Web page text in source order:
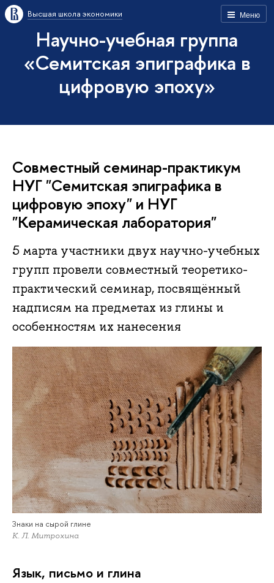
Меню
Высшая школа экономики
Научно-учебная группа
«Семитская эпиграфика в
цифровую эпоху»
Совместный семинар-практикум
НУГ "Семитская эпиграфика в
цифровую эпоху" и НУГ
"Керамическая лаборатория"
5 марта участники двух научно-учебных
групп провели совместный теоретико-
практический семинар, посвящённый
надписям на предметах из глины и
особенностям их нанесения
Знаки на сырой глине
К. Л. Митрохина
Язык, письмо и глина